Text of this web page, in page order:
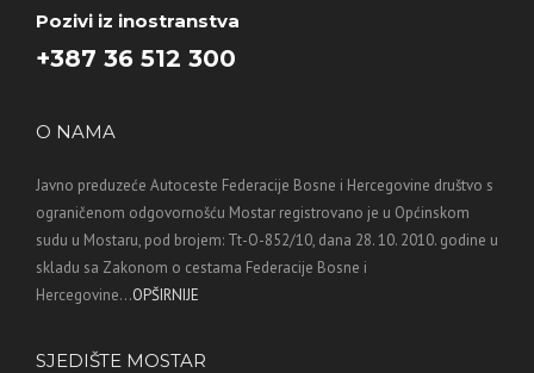
Pozivi iz inostranstva
+387 36 512 300
O NAMA
Javno preduzeće Autoceste Federacije Bosne i Hercegovine društvo s
ograničenom odgovornošću Mostar registrovano je u Općinskom
sudu u Mostaru, pod brojem: Tt-O-852/10, dana 28. 10. 2010. godine u
skladu sa Zakonom o cestama Federacije Bosne i
Hercegovine...OPŠIRNIJE
SJEDIŠTE MOSTAR